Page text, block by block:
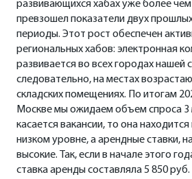
развивающихся хабах уже более чем
превзошел показатели двух
периоды. Этот рост обеспечен
региональных хабов: электронная
развивается во всех городах нашей
следовательно, на местах
складских помещениях. По итогам
Москве мы ожидаем объем спроса 3
касается вакансии, то она
низком уровне, а арендные ставки,
высокие. Так, если в начале этого
ставка аренды составляла 5 850 руб.